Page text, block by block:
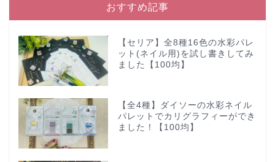
おすすめ記事
【セリア】全8種16色の水彩パレ
ット(ネイル用)を試し書きしてみ
ました【100均】
【全4種】ダイソーの水彩ネイル
パレットでカリグラフィーができ
ました！【100均】